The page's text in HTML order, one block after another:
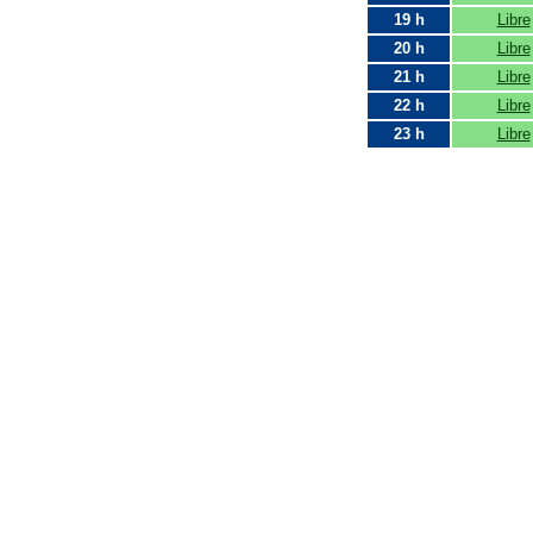
19 h
Libre
20 h
Libre
21 h
Libre
22 h
Libre
23 h
Libre